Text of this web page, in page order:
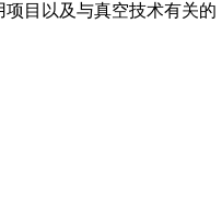
目以及与真空技术有关的